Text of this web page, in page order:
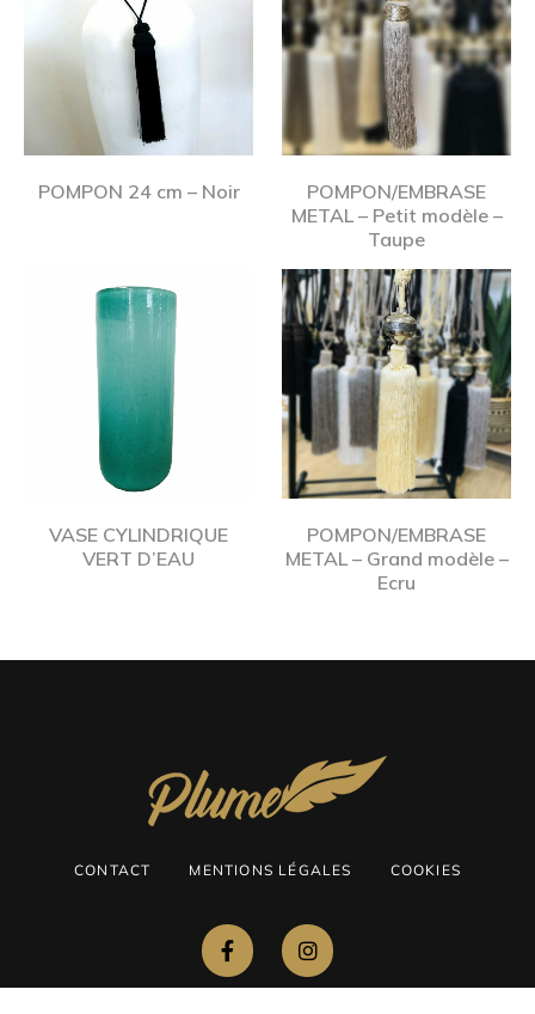
POMPON 24 cm – Noir
POMPON/EMBRASE
METAL – Petit modèle –
Taupe
VASE CYLINDRIQUE
VERT D’EAU
POMPON/EMBRASE
METAL – Grand modèle –
Ecru
CONTACT MENTIONS LÉGALES COOKIES